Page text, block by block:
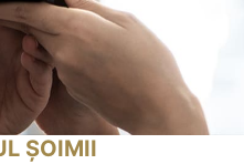
ȘOIMII